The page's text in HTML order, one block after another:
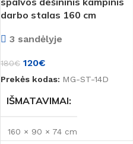
MEDŽIAGA LMDP
Beržas,Medienos spalva,
Šviesi
PREKĖS ŽENKLAS
darbo stalas 160 cm
3 sandėlyje
180€ 120€
Prekės kodas: MG-ST-14D
IŠMATAVIMAI
160 × 90 × 74 cm